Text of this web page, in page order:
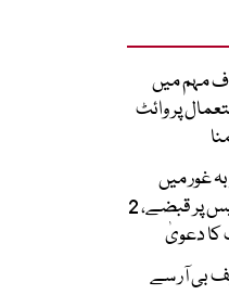
مہم میں
پر وائٹ
غور میں
طالبان کے ملٹری بیس پر قبضے، 2
کا دعویٰ
بی آر سے